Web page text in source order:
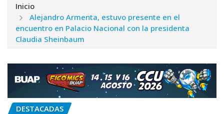
Inicio
Alejandro Armenta, estuvo presente en el
encuentro en Palacio Nacional con la presidenta
Claudia Sheinbaum
DESTACADAS